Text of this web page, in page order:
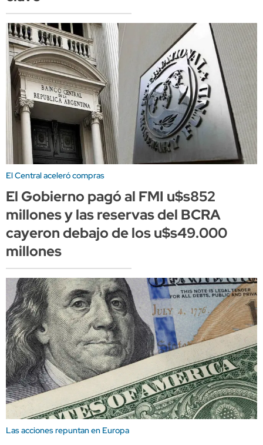
El Central aceleró compras
El Gobierno pagó al FMI u$s852
millones y las reservas del BCRA
cayeron debajo de los u$s49.000
millones
Las acciones repuntan en Europa